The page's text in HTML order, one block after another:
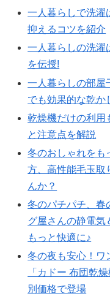
一人暮らしで洗濯
抑えるコツを紹介
一人暮らしの洗濯
を伝授!
一人暮らしの部屋
でも効果的な乾か
乾燥機だけの利用
と注意点を解説
冬のおしゃれをも
方、高性能毛玉取
んか？
冬のパチパチ、春
グ屋さんの静電気
もっと快適に♪
冬の夜も安心！ワ
「カドー 布団乾
別価格で登場